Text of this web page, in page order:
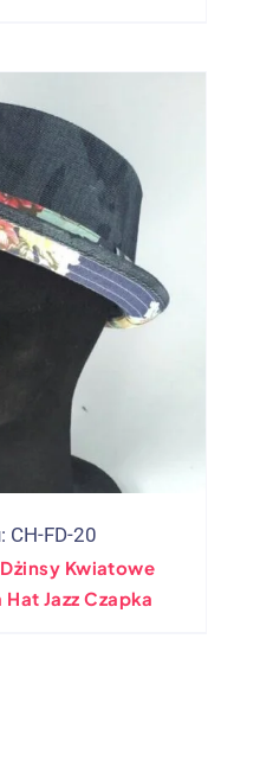
CH-FD-20
Kwiatowe
Jazz Czapka